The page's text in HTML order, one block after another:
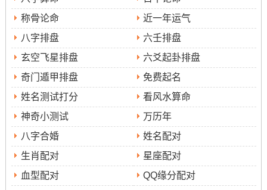
拆房过程需分阶段谨慎处理：
拆前准备:清理屋内物品并祭拜天地，祈求平安顺利？选
择晴朗无雨天气、避免效应施工进度！
拆中管理:下午及夜晚不宜拆房;以免波及睡眠以及运势？
现场需做好安全防护 工具手柄缠绕红布以辟邪！
拆后整理:三日内不宜借出家中炊具，防止家运流失？建
筑垃圾及时清运- 保持场地整洁有序！
称骨论命
近一年运气
八字排盘
六壬排盘
玄空飞星排盘
六爻起卦排盘
奇门遁甲排盘
免费起名
姓名测试打分
看风水算命
神奇小测试
万历年
八字合婚
姓名配对
生肖配对
星座配对
血型配对
QQ缘分配对